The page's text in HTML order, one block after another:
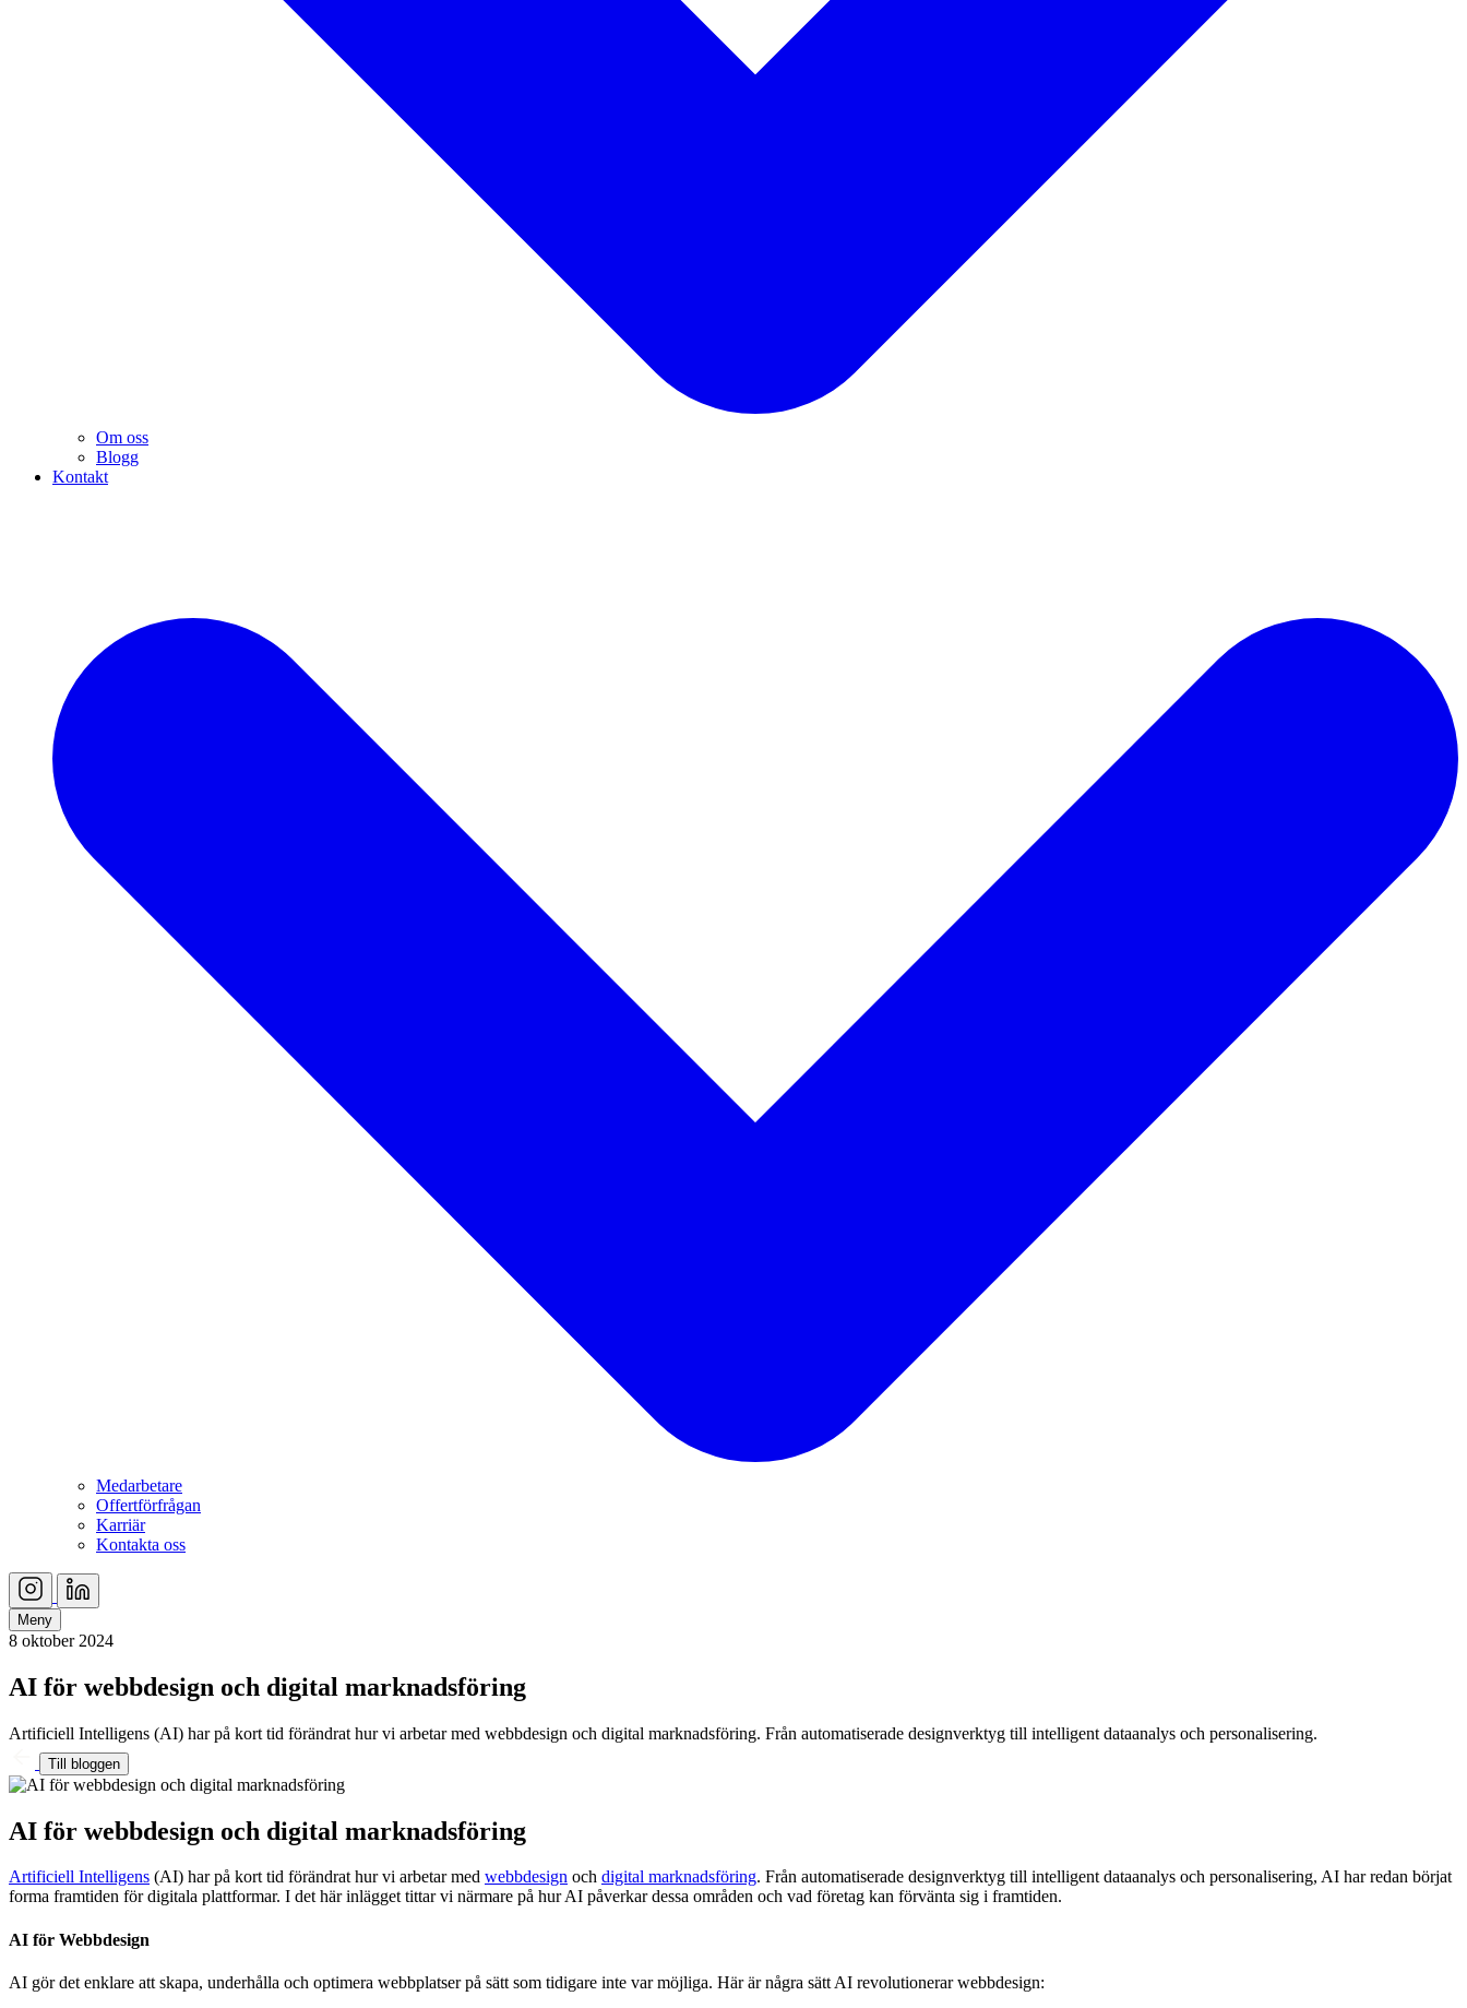
Om oss
Blogg
Kontakt
Medarbetare
Offertförfrågan
Karriär
Kontakta oss
Meny
8 oktober 2024
AI för webbdesign och digital marknadsföring
Artificiell Intelligens (AI) har på kort tid förändrat hur vi arbetar med webbdesign och digital marknadsföring. Från automatiserade designverktyg till intelligent dataanalys och personalisering.
Till bloggen
AI för webbdesign och digital marknadsföring
Artificiell Intelligens (AI) har på kort tid förändrat hur vi arbetar med webbdesign och digital marknadsföring. Från automatiserade designverktyg till intelligent dataanalys och personalisering, AI har redan börjat
forma framtiden för digitala plattformar. I det här inlägget tittar vi närmare på hur AI påverkar dessa områden och vad företag kan förvänta sig i framtiden.
AI för Webbdesign
AI gör det enklare att skapa, underhålla och optimera webbplatser på sätt som tidigare inte var möjliga. Här är några sätt AI revolutionerar webbdesign: